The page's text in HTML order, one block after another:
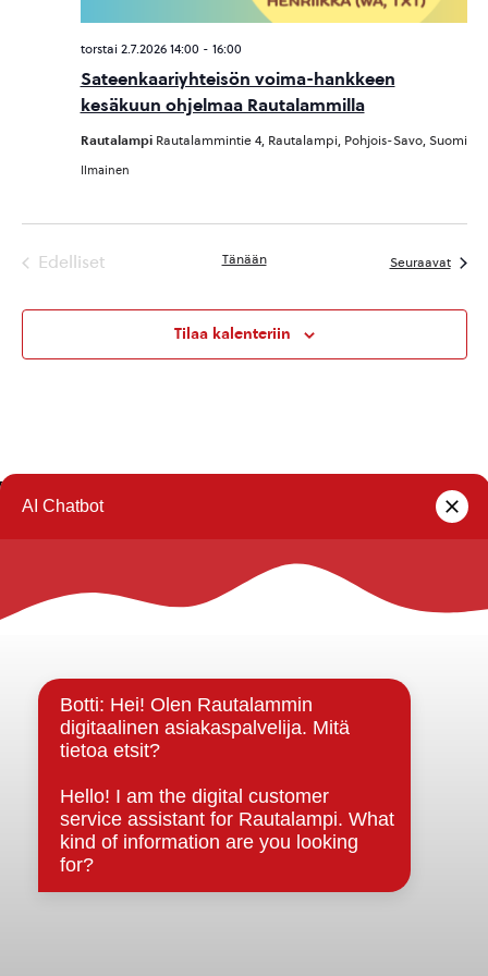
Sateenkaariyhteisön voima-hankkeen
kesäkuun ohjelmaa Rautalammilla
torstai 2.7.2026 14:00 - 16:00
Rautalampi Rautalammintie 4, Rautalampi, Pohjois-Savo, Suomi
Ilmainen
Edelliset
Tänään Seuraavat
Tilaa kalenteriin
Kuntainfo
Asiakirjajulkisuuskuvaus
Evästeet
Saavutettavuusseloste
Tietosuoja
Tietosuojaselosteet
Tietopyyntö